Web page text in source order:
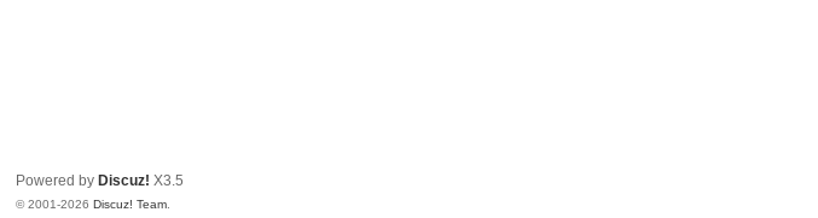
Powered by Discuz! X3.5
© 2001-2026Discuz! Team